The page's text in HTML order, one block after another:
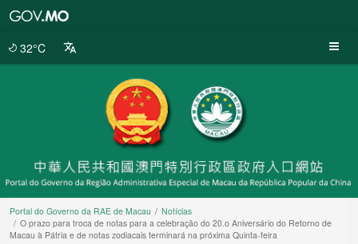
32°C
Portal do Governo da RAE de Macau
Notícias
O prazo para troca de notas para a celebração do 20.o Aniversário do Retorno de
Macau à Pátria e de notas zodiacais terminará na próxima Quinta-feira